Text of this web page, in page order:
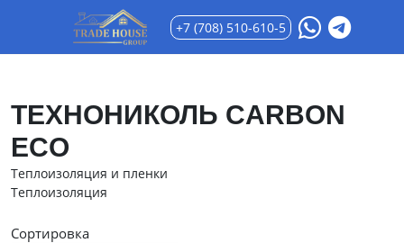
+7 (708) 510-610-5
ТЕХНОНИКОЛЬ CARBON
ECO
Теплоизоляция и пленки
Теплоизоляция
Сортировка